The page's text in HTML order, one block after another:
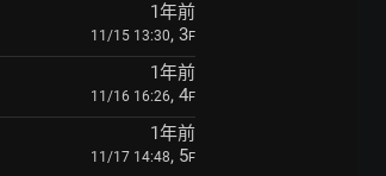
1年前
11/15 13:30, 3F
1年前
11/16 16:26, 4F
1年前
11/17 14:48, 5F